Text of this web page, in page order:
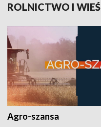
ROLNICTWO I WIEŚ
Agro-szansa